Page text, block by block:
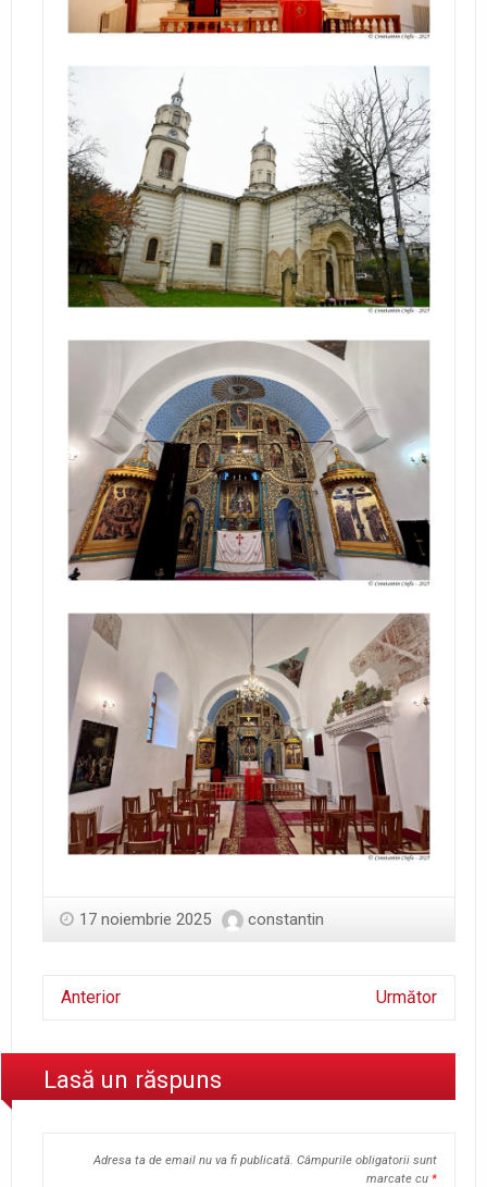
17 noiembrie 2025 constantin
Anterior Următor
Lasă un răspuns
Adresa ta de email nu va fi publicată. Câmpurile obligatorii sunt
marcate cu *